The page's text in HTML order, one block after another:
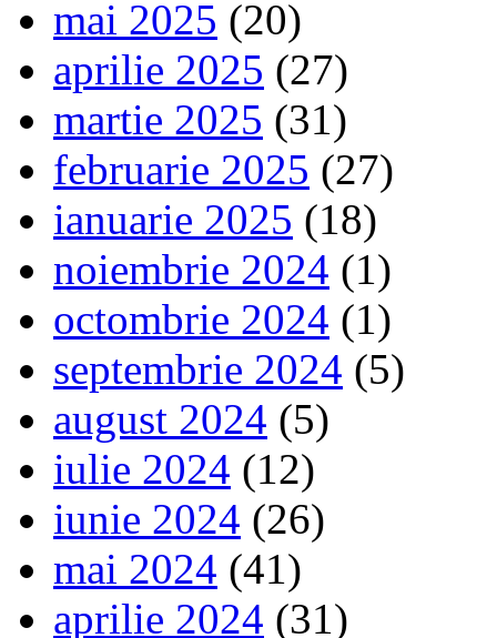
mai 2025 (20)
aprilie 2025 (27)
martie 2025 (31)
februarie 2025 (27)
ianuarie 2025 (18)
noiembrie 2024 (1)
octombrie 2024 (1)
septembrie 2024 (5)
august 2024 (5)
iulie 2024 (12)
iunie 2024 (26)
mai 2024 (41)
aprilie 2024 (31)